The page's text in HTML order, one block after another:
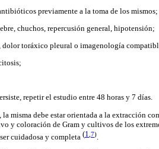
previamente a la toma de los mismos;
chuchos, repercusión general, hipotensión;
toráxico pleural o imagenología
repetir el estudio entre 48 horas y 7 días.
misma debe estar orientada a la extracción
y coloración de Gram y cultivos de los
cuidadosa y completa (1 7).